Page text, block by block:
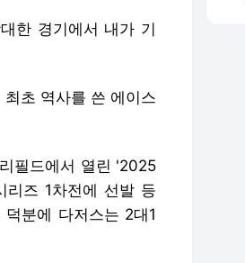
한 경기에서 내가 기
초 역사를 쓴 에이스
필드에서 열린 '2025
리즈 1차전에 선발 등
분에 다저스는 2대1